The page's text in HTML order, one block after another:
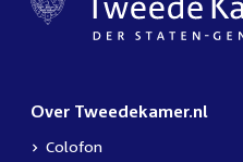
Over Tweedekamer.nl
Colofon